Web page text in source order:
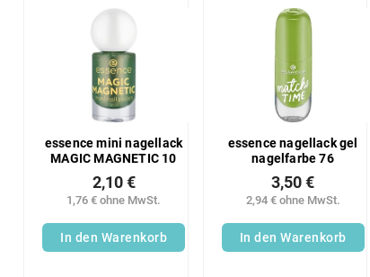
essence mini nagellack
MAGIC MAGNETIC 10
2,10 €
1,76 € ohne MwSt.
In den Warenkorb
essence nagellack gel
nagelfarbe 76
3,50 €
2,94 € ohne MwSt.
In den Warenkorb